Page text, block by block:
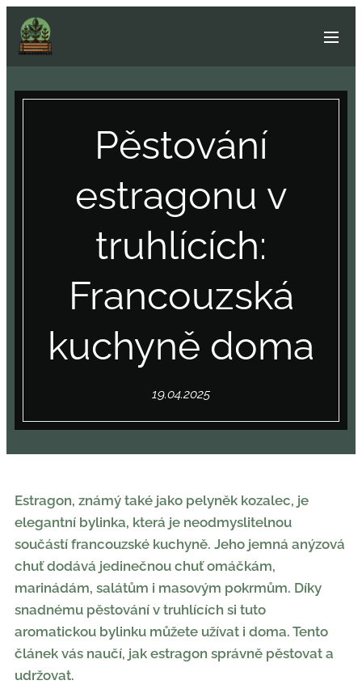
Pěstování
estragonu v
truhlících:
Francouzská
kuchyně doma
19.04.2025
Estragon, známý také jako pelyněk kozalec, je
elegantní bylinka, která je neodmyslitelnou
součástí francouzské kuchyně. Jeho jemná anýzová
chuť dodává jedinečnou chuť omáčkám,
marinádám, salátům i masovým pokrmům. Díky
snadnému pěstování v truhlících si tuto
aromatickou bylinku můžete užívat i doma. Tento
článek vás naučí, jak estragon správně pěstovat a
udržovat.